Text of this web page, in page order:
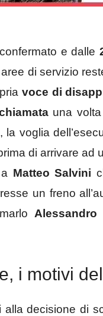
e dalle
di servizio
voce di
una
voglia
di arrivare ad
Matteo Salvini
un freno
Alessandro
i motivi
decisione di